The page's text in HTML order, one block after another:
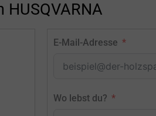
HUSQVARNA
E-Mail-Adresse
Wo lebst du?